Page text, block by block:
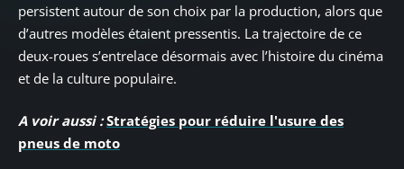
persistent autour de son choix par la production, alors que
d’autres modèles étaient pressentis. La trajectoire de ce
deux-roues s’entrelace désormais avec l’histoire du cinéma
et de la culture populaire.
A voir aussi : Stratégies pour réduire l'usure des
pneus de moto